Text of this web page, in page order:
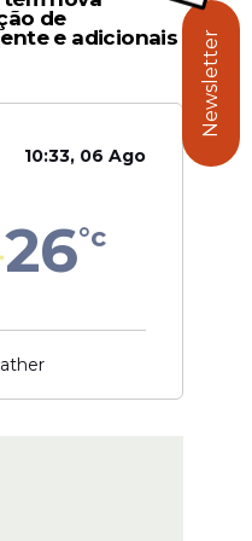
de
e adicionais
10:33, 06 Ago
26°c
Newsletter